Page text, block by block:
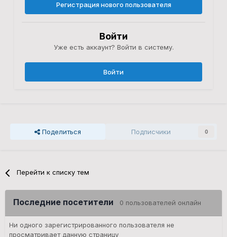
Регистрация нового пользователя
Войти
Уже есть аккаунт? Войти в систему.
Войти
Поделиться Подписчики 0
Перейти к списку тем
Последние посетители 0 пользователей онлайн
Ни одного зарегистрированного пользователя не
просматривает данную страницу